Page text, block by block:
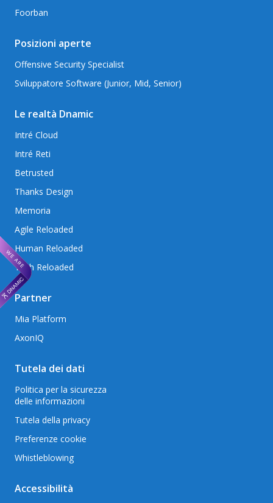
Foorban
Posizioni aperte
Offensive Security Specialist
Sviluppatore Software (Junior, Mid, Senior)
Le realtà Dnamic
Intré Cloud
Intré Reti
Betrusted
Thanks Design
Memoria
Agile Reloaded
Human Reloaded
Tech Reloaded
Partner
Mia Platform
AxonIQ
Tutela dei dati
Politica per la sicurezza
delle informazioni
Tutela della privacy
Preferenze cookie
Whistleblowing
Accessibilità